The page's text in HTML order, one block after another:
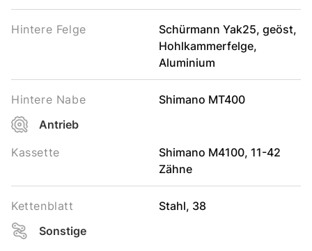
Hintere Felge
Schürmann Yak25, geöst,
Hohlkammerfelge,
Aluminium
Hintere Nabe
Shimano MT400
Antrieb
Kassette
Shimano M4100, 11-42
Zähne
Kettenblatt
Stahl, 38
Sonstige